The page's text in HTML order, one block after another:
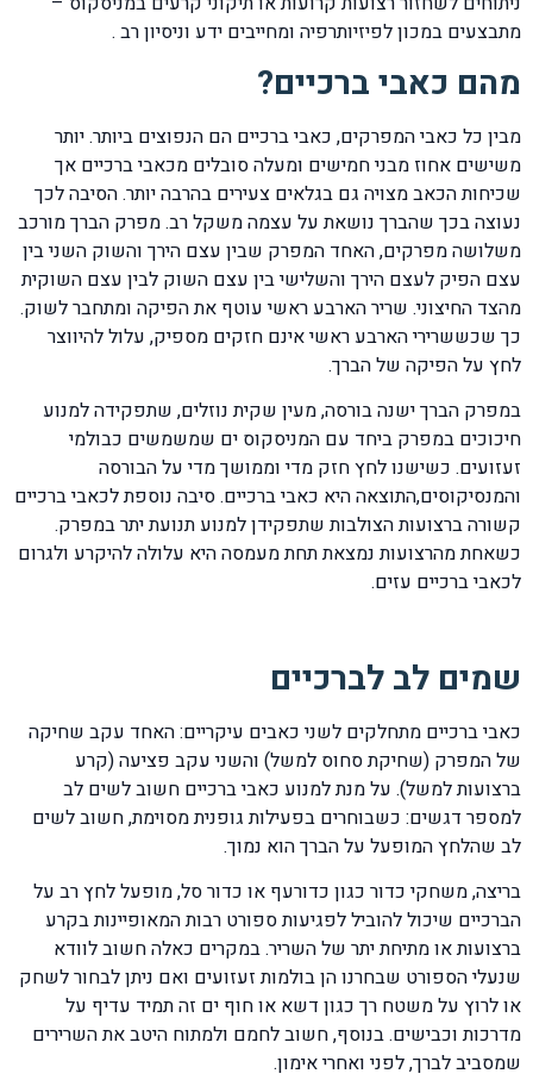
מתבצעים במכון לפיזיותרפיה ומחייבים ידע וניסיון רב .
מהם כאבי ברכיים?
מבין כל כאבי המפרקים, כאבי ברכיים הם הנפוצים ביותר. יותר
משישים אחוז מבני חמישים ומעלה סובלים מכאבי ברכיים אך
שכיחות הכאב מצויה גם בגלאים צעירים בהרבה יותר. הסיבה לכך
נעוצה בכך שהברך נושאת על עצמה משקל רב. מפרק הברך מורכב
משלושה מפרקים, האחד המפרק שבין עצם הירך והשוק השני בין
עצם הפיק לעצם הירך והשלישי בין עצם השוק לבין עצם השוקית
מהצד החיצוני. שריר הארבע ראשי עוטף את הפיקה ומתחבר לשוק.
כך שכששרירי הארבע ראשי אינם חזקים מספיק, עלול להיווצר
לחץ על הפיקה של הברך.
במפרק הברך ישנה בורסה, מעין שקית נוזלים, שתפקידה למנוע
חיכוכים במפרק ביחד עם המניסקוס ים שמשמשים כבולמי
זעזועים. כשישנו לחץ חזק מדי וממושך מדי על הבורסה
והמנסיקוסים,התוצאה היא כאבי ברכיים. סיבה נוספת לכאבי ברכיים
קשורה ברצועות הצולבות שתפקידן למנוע תנועת יתר במפרק.
כשאחת מהרצועות נמצאת תחת מעמסה היא עלולה להיקרע ולגרום
לכאבי ברכיים עזים.
שמים לב לברכיים
כאבי ברכיים מתחלקים לשני כאבים עיקריים: האחד עקב שחיקה
של המפרק (שחיקת סחוס למשל) והשני עקב פציעה (קרע
ברצועות למשל). על מנת למנוע כאבי ברכיים חשוב לשים לב
למספר דגשים: כשבוחרים בפעילות גופנית מסוימת, חשוב לשים
לב שהלחץ המופעל על הברך הוא נמוך.
בריצה, משחקי כדור כגון כדורעף או כדור סל, מופעל לחץ רב על
הברכיים שיכול להוביל לפגיעות ספורט רבות המאופיינות בקרע
ברצועות או מתיחת יתר של השריר. במקרים כאלה חשוב לוודא
שנעלי הספורט שבחרנו הן בולמות זעזועים ואם ניתן לבחור לשחק
או לרוץ על משטח רך כגון דשא או חוף ים זה תמיד עדיף על
מדרכות וכבישים. בנוסף, חשוב לחמם ולמתוח היטב את השרירים
שמסביב לברך, לפני ואחרי אימון.